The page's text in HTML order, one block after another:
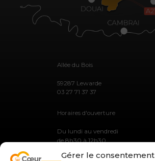
Gérer le consentement
Allée du Bois
59287 Lewarde
03 27 71 37 37
Horaires d'ouverture
Du lundi au vendredi
de 8h30 à 12h30